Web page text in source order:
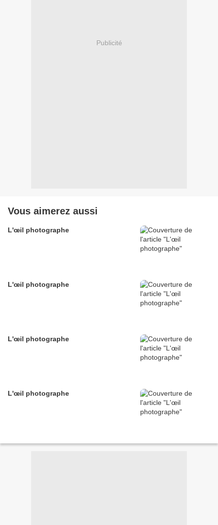
Publicité
Vous aimerez aussi
L'œil photographe
L'œil photographe
L'œil photographe
L'œil photographe